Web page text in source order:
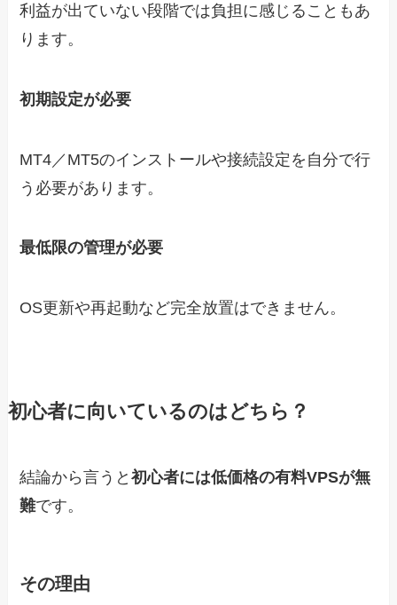
利益が出ていない段階では負担に感じることもあ
ります。
初期設定が必要
MT4／MT5のインストールや接続設定を自分で行
う必要があります。
最低限の管理が必要
OS更新や再起動など完全放置はできません。
初心者に向いているのはどちら？
結論から言うと初心者には低価格の有料VPSが無
難です。
その理由